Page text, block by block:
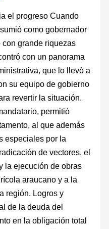
el progreso Cuando
como gobernador
con grande riquezas
con un panorama
que lo llevó a
su equipo de gobierno
revertir la situación.
permitió
al que además
especiales por la
de vectores, el
la ejecución de obras
araucano y a la
región. Logros y
de la deuda del
en la obligación total